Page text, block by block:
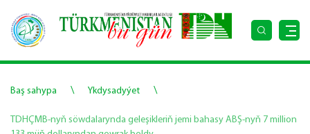
Baş sahypa \ Ykdysadyýet \
TDHÇMB-nyň söwdalarynda geleşikleriň jemi bahasy ABŞ-nyň 7 million